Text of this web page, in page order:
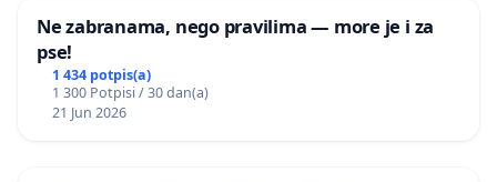
Ne zabranama, nego pravilima — more je i za
pse!
1 434 potpis(a)
1 300 Potpisi / 30 dan(a)
21 Jun 2026